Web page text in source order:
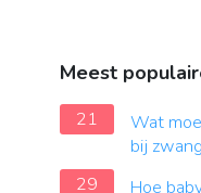
Meest
21
Wat
bij
29
Hoe